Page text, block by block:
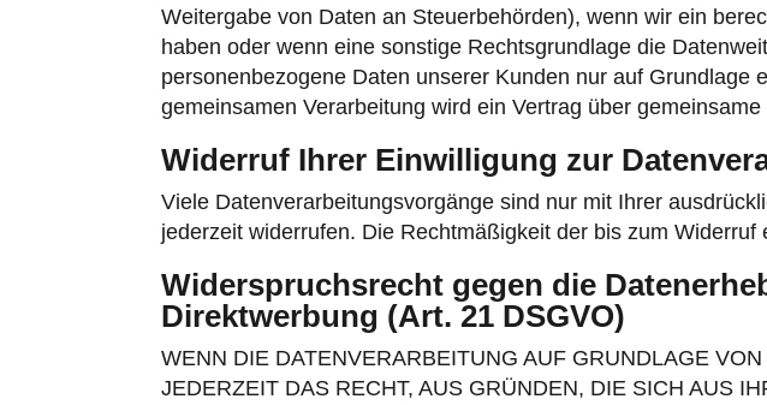
Weitergabe von Daten an Steuerbehörden), wenn wir ein
haben oder wenn eine sonstige Rechtsgrundlage die
personenbezogene Daten unserer Kunden nur auf
gemeinsamen Verarbeitung wird ein Vertrag über
Widerruf Ihrer Einwilligung zur
Viele Datenverarbeitungsvorgänge sind nur mit Ihrer
jederzeit widerrufen. Die Rechtmäßigkeit der bis zum
Widerspruchsrecht gegen die
Direktwerbung (Art. 21 DSGVO)
WENN DIE DATENVERARBEITUNG AUF GRUNDLAGE
JEDERZEIT DAS RECHT, AUS GRÜNDEN, DIE SICH AUS